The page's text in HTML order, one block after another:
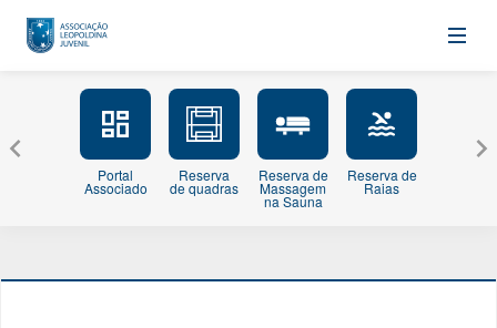
Portal
Associado
Reserva
de quadras
Reserva de
Massagem
na Sauna
Reserva de
Raias